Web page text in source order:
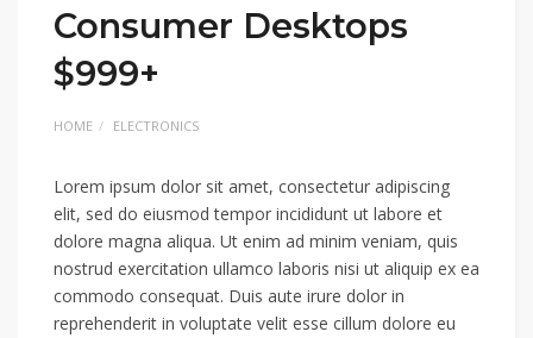
Consumer Desktops
$999+
HOME ELECTRONICS
Lorem ipsum dolor sit amet, consectetur adipiscing
elit, sed do eiusmod tempor incididunt ut labore et
dolore magna aliqua. Ut enim ad minim veniam, quis
nostrud exercitation ullamco laboris nisi ut aliquip ex ea
commodo consequat. Duis aute irure dolor in
reprehenderit in voluptate velit esse cillum dolore eu